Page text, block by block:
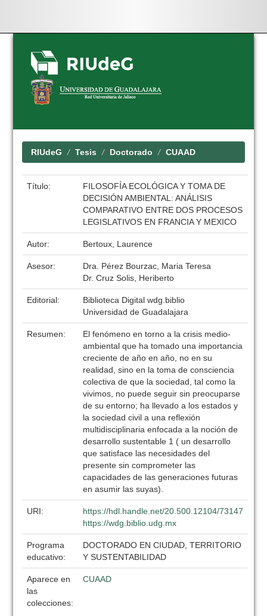
Skip
navigation
RIUdeG Tesis Doctorado CUAAD
Título:
FILOSOFÍA ECOLÓGICA Y TOMA DE
DECISIÓN AMBIENTAL: ANÁLISIS
COMPARATIVO ENTRE DOS PROCESOS
LEGISLATIVOS EN FRANCIA Y MEXICO
Autor: Bertoux, Laurence
Asesor:
Dra. Pérez Bourzac, Maria Teresa
Dr. Cruz Solis, Heriberto
Editorial:
Biblioteca Digital wdg.biblio
Universidad de Guadalajara
Resumen:
El fenómeno en torno a la crisis medio-
ambiental que ha tomado una importancia
creciente de año en año, no en su
realidad, sino en la toma de consciencia
colectiva de que la sociedad, tal como la
vivimos, no puede seguir sin preocuparse
de su entorno; ha llevado a los estados y
la sociedad civil a una reflexión
multidisciplinaria enfocada a la noción de
desarrollo sustentable 1 ( un desarrollo
que satisface las necesidades del
presente sin comprometer las
capacidades de las generaciones futuras
en asumir las suyas).
URI:
https://hdl.handle.net/20.500.12104/73147
https://wdg.biblio.udg.mx
Programa
educativo:
DOCTORADO EN CIUDAD, TERRITORIO
Y SUSTENTABILIDAD
Aparece en
las
colecciones:
CUAAD